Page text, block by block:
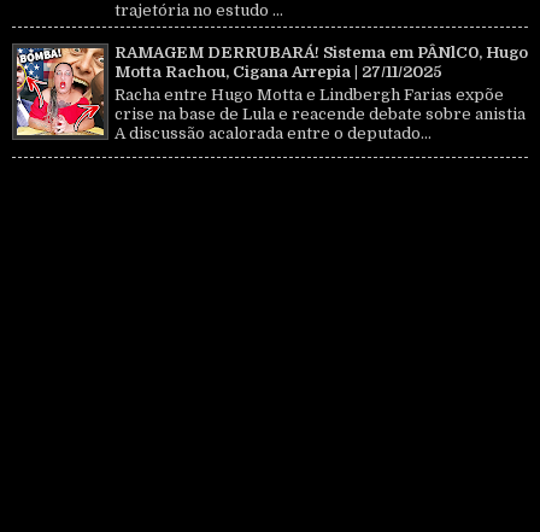
trajetória no estudo ...
RAMAGEM DERRUBARÁ! Sistema em PÂNlC0, Hugo
Motta Rachou, Cigana Arrepia | 27/11/2025
Racha entre Hugo Motta e Lindbergh Farias expõe
crise na base de Lula e reacende debate sobre anistia
A discussão acalorada entre o deputado...